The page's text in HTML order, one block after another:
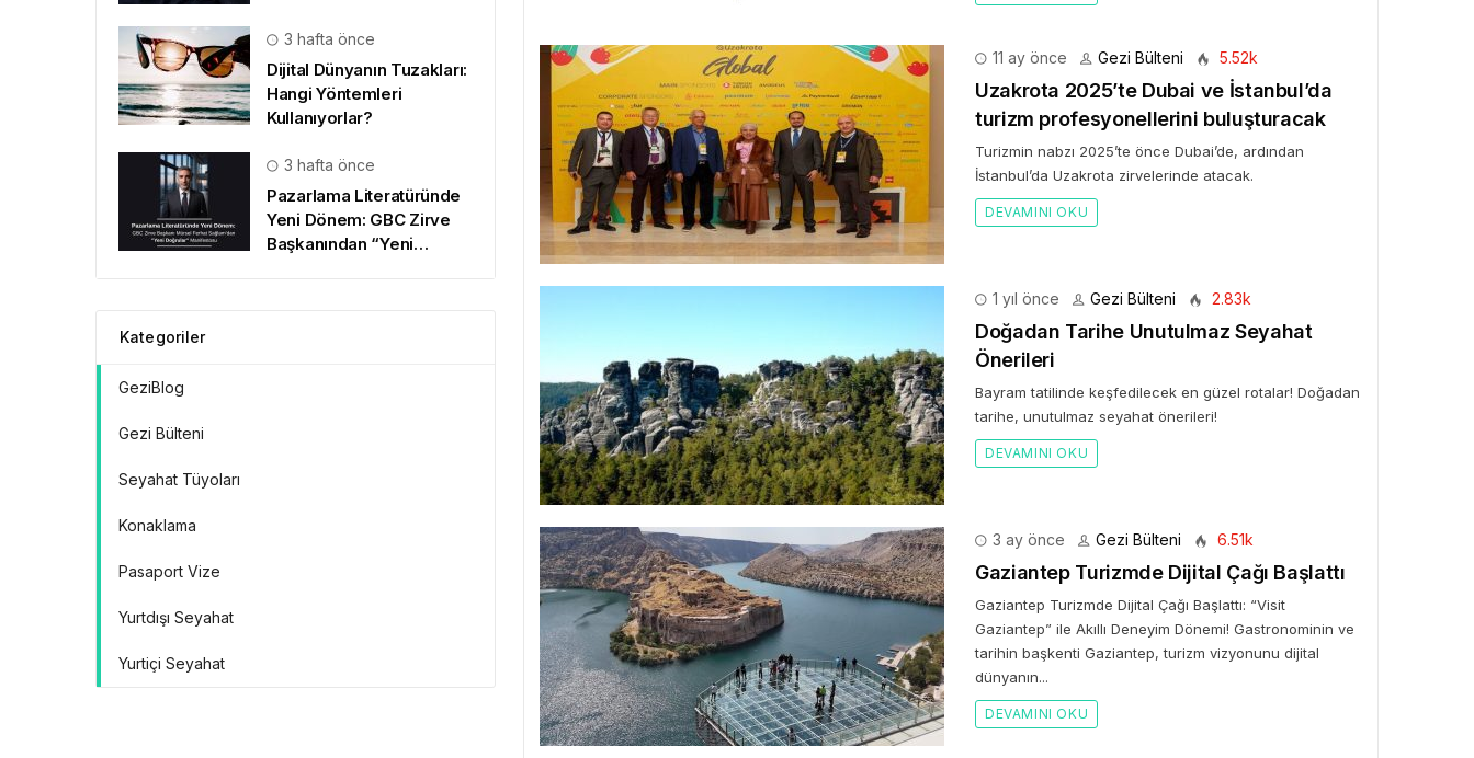
11 ay önce Gezi Bülteni 5.52k
Uzakrota 2025’te Dubai ve İstanbul’da
turizm profesyonellerini buluşturacak
Turizmin nabzı 2025’te önce Dubai’de, ardından
İstanbul’da Uzakrota zirvelerinde atacak.
DEVAMINI OKU
1 yıl önce Gezi Bülteni 2.83k
Doğadan Tarihe Unutulmaz Seyahat
Önerileri
Bayram tatilinde keşfedilecek en güzel rotalar! Doğadan
tarihe, unutulmaz seyahat önerileri!
DEVAMINI OKU
3 ay önce Gezi Bülteni 6.51k
Gaziantep Turizmde Dijital Çağı Başlattı
Gaziantep Turizmde Dijital Çağı Başlattı: “Visit
Gaziantep” ile Akıllı Deneyim Dönemi! Gastronominin ve
tarihin başkenti Gaziantep, turizm vizyonunu dijital
dünyanın...
DEVAMINI OKU
3 hafta önce
Dijital Dünyanın Tuzakları:
Hangi Yöntemleri
Kullanıyorlar?
3 hafta önce
Pazarlama Literatüründe
Yeni Dönem: GBC Zirve
Başkanından “Yeni
Kategoriler
GeziBlog
Gezi Bülteni
Seyahat Tüyoları
Konaklama
Pasaport Vize
Yurtdışı Seyahat
Yurtiçi Seyahat